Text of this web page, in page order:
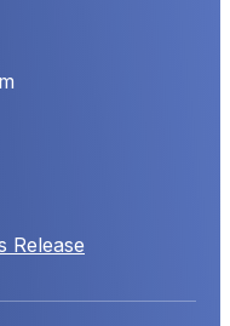
Release